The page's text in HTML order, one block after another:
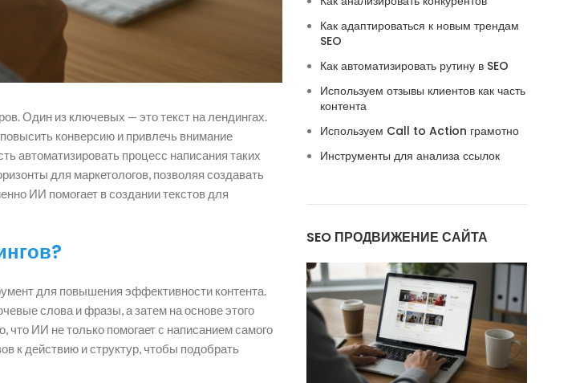
Один из ключевых — это текст на лендингах.
конверсию и привлечь внимание
автоматизировать процесс написания таких
для маркетологов, позволяя создавать
ИИ помогает в создании текстов для
для повышения эффективности контента.
слова и фразы, а затем на основе этого
что ИИ не только помогает с написанием самого
к действию и структур, чтобы подобрать
Как адаптироваться к новым трендам
SEO
Как автоматизировать рутину в SEO
Используем отзывы клиентов как часть
контента
Используем Call to Action грамотно
Инструменты для анализа ссылок
SEO ПРОДВИЖЕНИЕ САЙТА